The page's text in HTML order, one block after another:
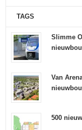
TAGS
Slimme
Van
500